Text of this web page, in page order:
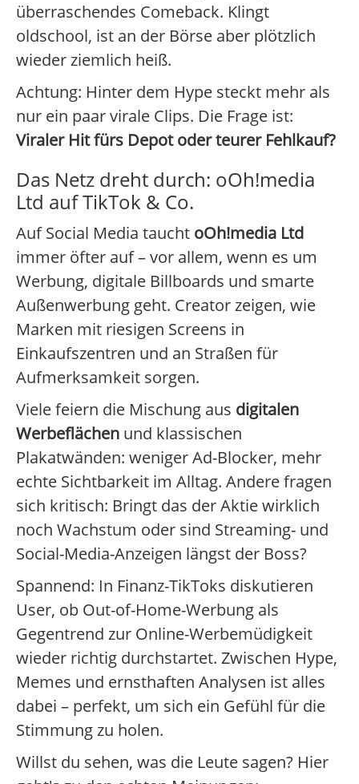
überraschendes Comeback. Klingt
oldschool, ist an der Börse aber plötzlich
wieder ziemlich heiß.
Achtung: Hinter dem Hype steckt mehr als
nur ein paar virale Clips. Die Frage ist:
Viraler Hit fürs Depot oder teurer Fehlkauf?
Das Netz dreht durch: oOh!media
Ltd auf TikTok & Co.
Auf Social Media taucht oOh!media Ltd
immer öfter auf – vor allem, wenn es um
Werbung, digitale Billboards und smarte
Außenwerbung geht. Creator zeigen, wie
Marken mit riesigen Screens in
Einkaufszentren und an Straßen für
Aufmerksamkeit sorgen.
Viele feiern die Mischung aus digitalen
Werbeflächen und klassischen
Plakatwänden: weniger Ad-Blocker, mehr
echte Sichtbarkeit im Alltag. Andere fragen
sich kritisch: Bringt das der Aktie wirklich
noch Wachstum oder sind Streaming- und
Social-Media-Anzeigen längst der Boss?
Spannend: In Finanz-TikToks diskutieren
User, ob Out-of-Home-Werbung als
Gegentrend zur Online-Werbemüdigkeit
wieder richtig durchstartet. Zwischen Hype,
Memes und ernsthaften Analysen ist alles
dabei – perfekt, um sich ein Gefühl für die
Stimmung zu holen.
Willst du sehen, was die Leute sagen? Hier